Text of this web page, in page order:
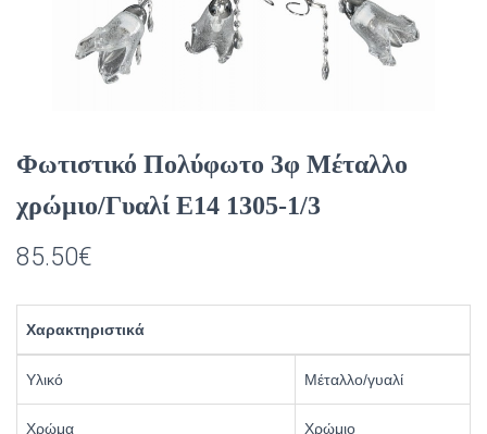
Φωτιστικό Πολύφωτο 3φ Μέταλλο
χρώμιο/Γυαλί Ε14 1305-1/3
85.50€
Χαρακτηριστικά
Υλικό Μέταλλο/γυαλί
Χρώμα Χρώμιο